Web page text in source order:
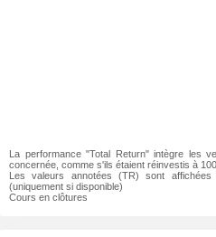
La performance "Total Return" intègre les
concernée, comme s'ils étaient réinvestis à
Les valeurs annotées (TR) sont
(uniquement si disponible)
Cours en clôtures